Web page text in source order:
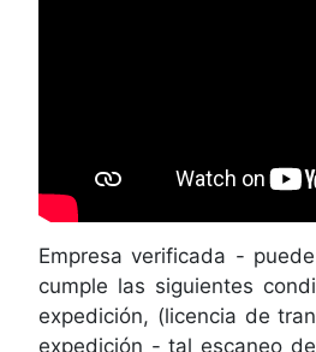
Empresa verificada -
cumple las siguientes
expedición, (licencia de
expedición - tal escaneo